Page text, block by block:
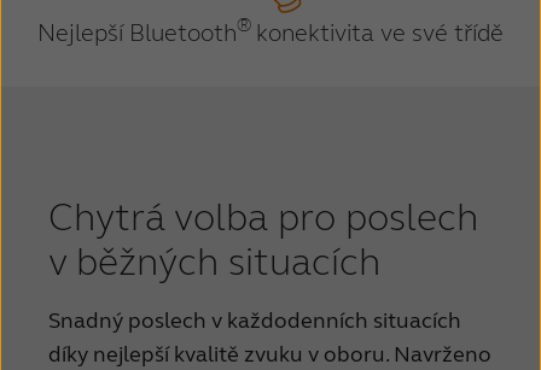
Nejlepší Bluetooth® konektivita ve své třídě
Chytrá volba pro poslech
v běžných situacích
Snadný poslech v každodenních situacích
díky nejlepší kvalitě zvuku v oboru. Navrženo